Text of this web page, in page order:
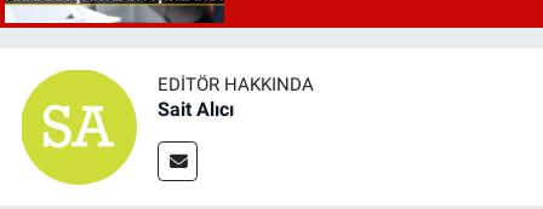
EDITÖR HAKKINDA
Sait Alıcı